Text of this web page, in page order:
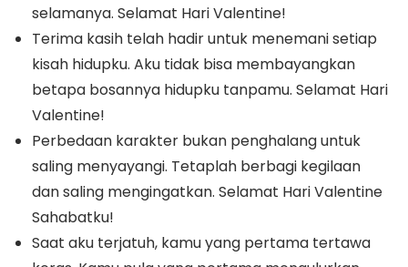
selamanya. Selamat Hari Valentine!
Terima kasih telah hadir untuk menemani setiap
kisah hidupku. Aku tidak bisa membayangkan
betapa bosannya hidupku tanpamu. Selamat Hari
Valentine!
Perbedaan karakter bukan penghalang untuk
saling menyayangi. Tetaplah berbagi kegilaan
dan saling mengingatkan. Selamat Hari Valentine
Sahabatku!
Saat aku terjatuh, kamu yang pertama tertawa